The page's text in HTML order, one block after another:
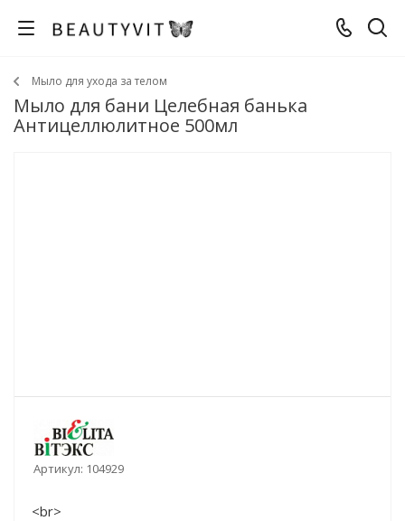
Мыло для ухода за телом
Мыло для бани Целебная банька
Антицеллюлитное 500мл
Артикул: 104929
<br>